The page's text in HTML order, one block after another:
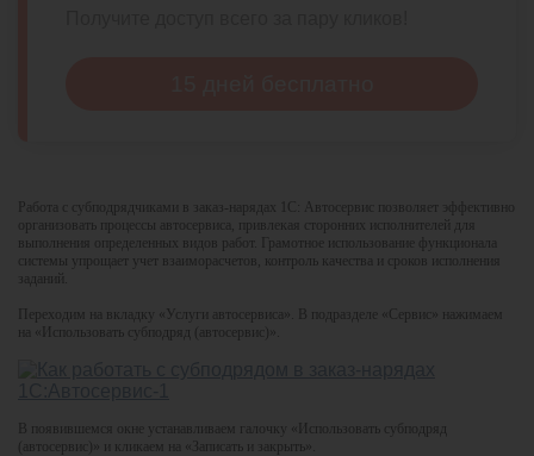
Работа с субподрядчиками в заказ-нарядах 1С: Автосервис позволяет эффективно
организовать процессы автосервиса, привлекая сторонних исполнителей для
выполнения определенных видов работ. Грамотное использование функционала
системы упрощает учет взаиморасчетов, контроль качества и сроков исполнения
заданий.
Переходим на вкладку «Услуги автосервиса». В подразделе «Сервис» нажимаем
на «Использовать субподряд (автосервис)».
В появившемся окне устанавливаем галочку «Использовать субподряд
(автосервис)» и кликаем на «Записать и закрыть».